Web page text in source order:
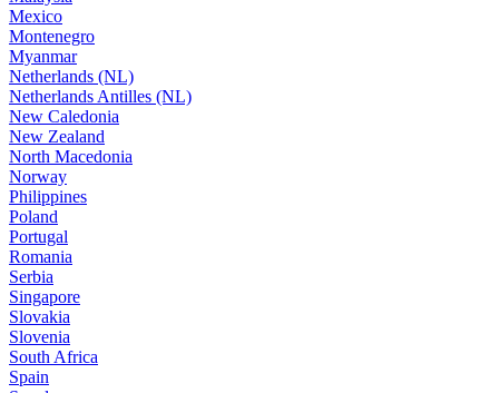
Mexico
Montenegro
Myanmar
Netherlands (NL)
Netherlands Antilles (NL)
New Caledonia
New Zealand
North Macedonia
Norway
Philippines
Poland
Portugal
Romania
Serbia
Singapore
Slovakia
Slovenia
South Africa
Spain